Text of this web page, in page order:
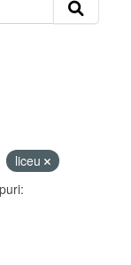
liceu